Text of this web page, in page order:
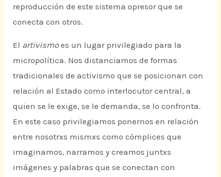
reproducción de este sistema opresor que se
conecta con otros.
El artivismoes un lugar privilegiado para la
micropolítica. Nos distanciamos de formas
tradicionales de activismo que se posicionan con
relación al Estado como interlocutor central, a
quien se le exige, se le demanda, se lo confronta.
En este caso privilegiamos ponernos en relación
entre nosotrxs mismxs como cómplices que
imaginamos, narramos y creamos juntxs
imágenes y palabras que se conectan con